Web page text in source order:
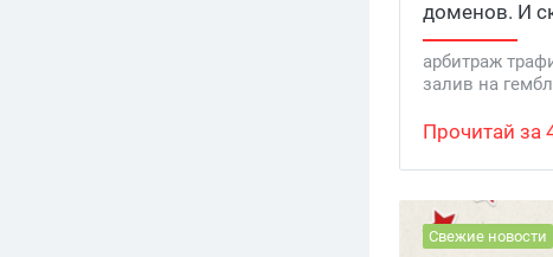
доменов. И
арбитраж
залив на
Прочитай за
Свежие новости